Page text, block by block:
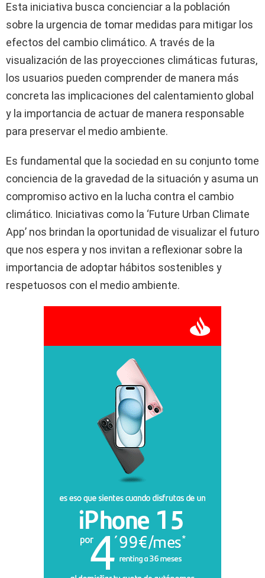
Esta iniciativa busca concienciar a la población
sobre la urgencia de tomar medidas para mitigar los
efectos del cambio climático. A través de la
visualización de las proyecciones climáticas futuras,
los usuarios pueden comprender de manera más
concreta las implicaciones del calentamiento global
y la importancia de actuar de manera responsable
para preservar el medio ambiente.
Es fundamental que la sociedad en su conjunto tome
conciencia de la gravedad de la situación y asuma un
compromiso activo en la lucha contra el cambio
climático. Iniciativas como la ‘Future Urban Climate
App’ nos brindan la oportunidad de visualizar el futuro
que nos espera y nos invitan a reflexionar sobre la
importancia de adoptar hábitos sostenibles y
respetuosos con el medio ambiente.